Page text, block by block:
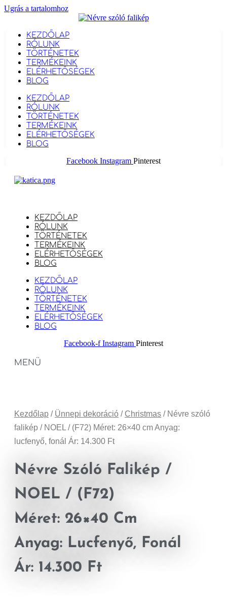
Ugrás a tartalomhoz
KEZDŐLAP
RÓLUNK
TÖRTÉNETEK
TERMÉKEINK
ELÉRHETŐSÉGEK
BLOG
KEZDŐLAP
RÓLUNK
TÖRTÉNETEK
TERMÉKEINK
ELÉRHETŐSÉGEK
BLOG
Facebook Instagram Pinterest
KEZDŐLAP
RÓLUNK
TÖRTÉNETEK
TERMÉKEINK
ELÉRHETŐSÉGEK
BLOG
KEZDŐLAP
RÓLUNK
TÖRTÉNETEK
TERMÉKEINK
ELÉRHETŐSÉGEK
BLOG
Facebook-f Instagram Pinterest
MENÜ
Kezdőlap / Ünnepi dekoráció / Christmas / Névre szóló
falikép / NOEL / (F72) Méret: 26×40 cm Anyag:
lucfenyő, fonál Ár: 14.300 Ft
Névre Szóló Falikép /
NOEL / (F72)
Méret: 26×40 Cm
Anyag: Lucfenyő, Fonál
Ár: 14.300 Ft